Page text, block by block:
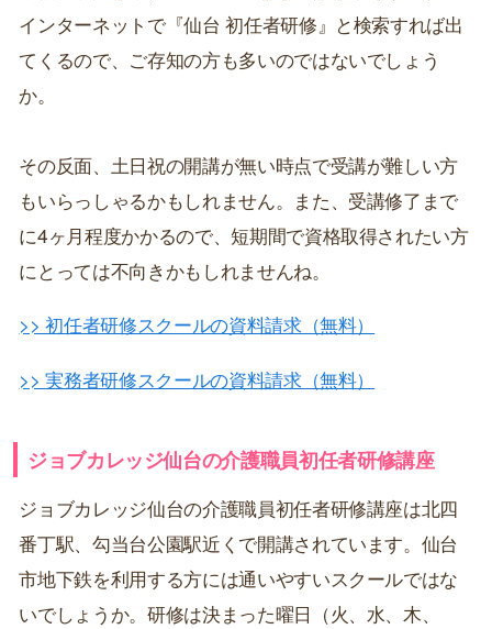
インターネットで『仙台 初任者研修』と検索すれば出
てくるので、ご存知の方も多いのではないでしょう
か。
その反面、土日祝の開講が無い時点で受講が難しい方
もいらっしゃるかもしれません。また、受講修了まで
に4ヶ月程度かかるので、短期間で資格取得されたい方
にとっては不向きかもしれませんね。
>> 初任者研修スクールの資料請求（無料）
>> 実務者研修スクールの資料請求（無料）
ジョブカレッジ仙台の介護職員初任者研修講座
ジョブカレッジ仙台の介護職員初任者研修講座は北四
番丁駅、勾当台公園駅近くで開講されています。仙台
市地下鉄を利用する方には通いやすいスクールではな
いでしょうか。研修は決まった曜日（火、水、木、